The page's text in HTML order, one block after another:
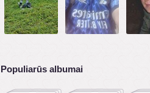
Populiarūs albumai